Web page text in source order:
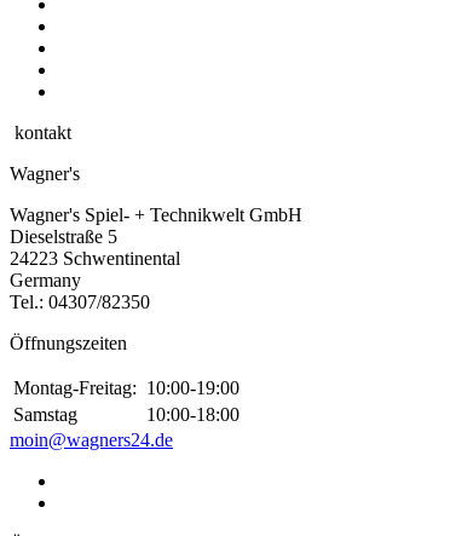
kontakt
Wagner's
Wagner's Spiel- + Technikwelt GmbH
Dieselstraße 5
24223 Schwentinental
Germany
Tel.: 04307/82350
Öffnungszeiten
Montag-Freitag: 10:00-19:00
Samstag
10:00-18:00
moin@wagners24.de